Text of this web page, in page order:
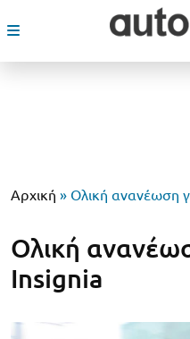
Αρχική » Ολική ανανέωση
Ολική
Insignia